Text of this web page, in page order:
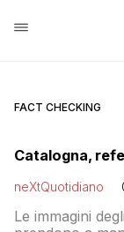
FACT CHECKING
Catalogna,
neXtQuotidiano
Le immagini